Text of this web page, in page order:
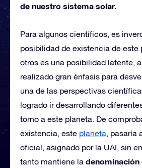
de nuestro sistema solar.
Para algunos científicos, es
posibilidad de existencia de este
otros es una posibilidad latente,
realizado gran énfasis para
una de las perspectivas
logrado ir desarrollando
torno a este planeta. De
existencia, este planeta, pasaría
oficial, asignado por la UAI, sin
tanto mantiene la denominación